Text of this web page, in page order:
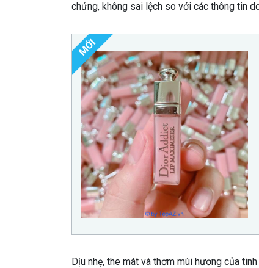
chứng, không sai lệch so với các thông tin
MỚI
Dịu nhẹ, the mát và thơm mùi hương của